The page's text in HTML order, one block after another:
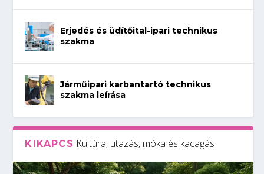
Erjedés és üdítőital-ipari technikus
szakma
Járműipari karbantartó technikus
szakma leírása
KIKAPCS Kultúra, utazás, móka és kacagás